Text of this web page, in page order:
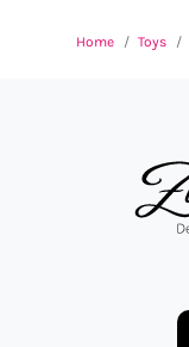
Home Toys